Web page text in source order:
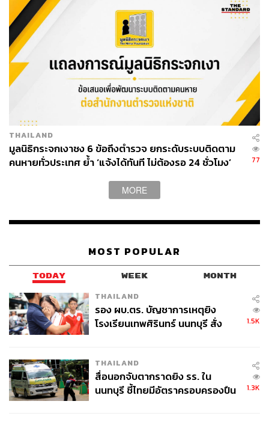
การแข่งขัน
THAILAND
มูลนิธิกระจกเงาชง 6 ข้อถึงตำรวจ ยกระดับระบบติดตาม
คนหายทั่วประเทศ ย้ำ ‘แจ้งได้ทันที ไม่ต้องรอ 24 ชั่วโมง’
77
MORE
MOST POPULAR
TODAY WEEK MONTH
THAILAND
รอง ผบ.ตร. บัญชาการเหตุยิง
โรงเรียนเทพศิรินทร์ นนทบุรี สั่ง
1.5K
THAILAND
สื่อนอกจับตากราดยิง รร. ใน
นนทบุรี ชี้ไทยมีอัตราครอบครองปืน
1.3K